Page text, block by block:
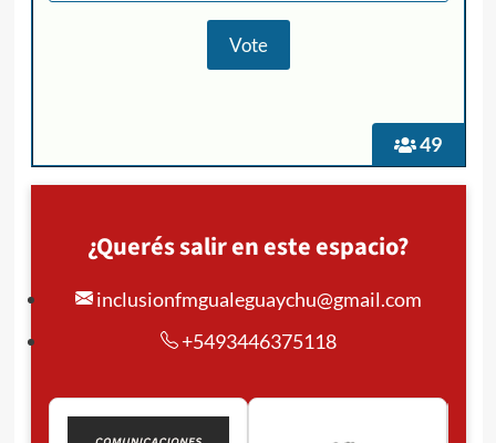
49
¿Querés salir en este espacio?
inclusionfmgualeguaychu@gmail.com
+5493446375118